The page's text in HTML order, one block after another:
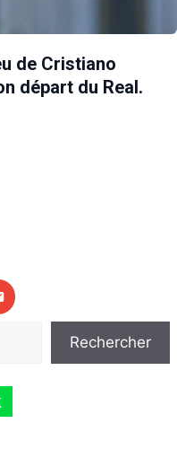
de Cristiano
départ du Real.
Rechercher